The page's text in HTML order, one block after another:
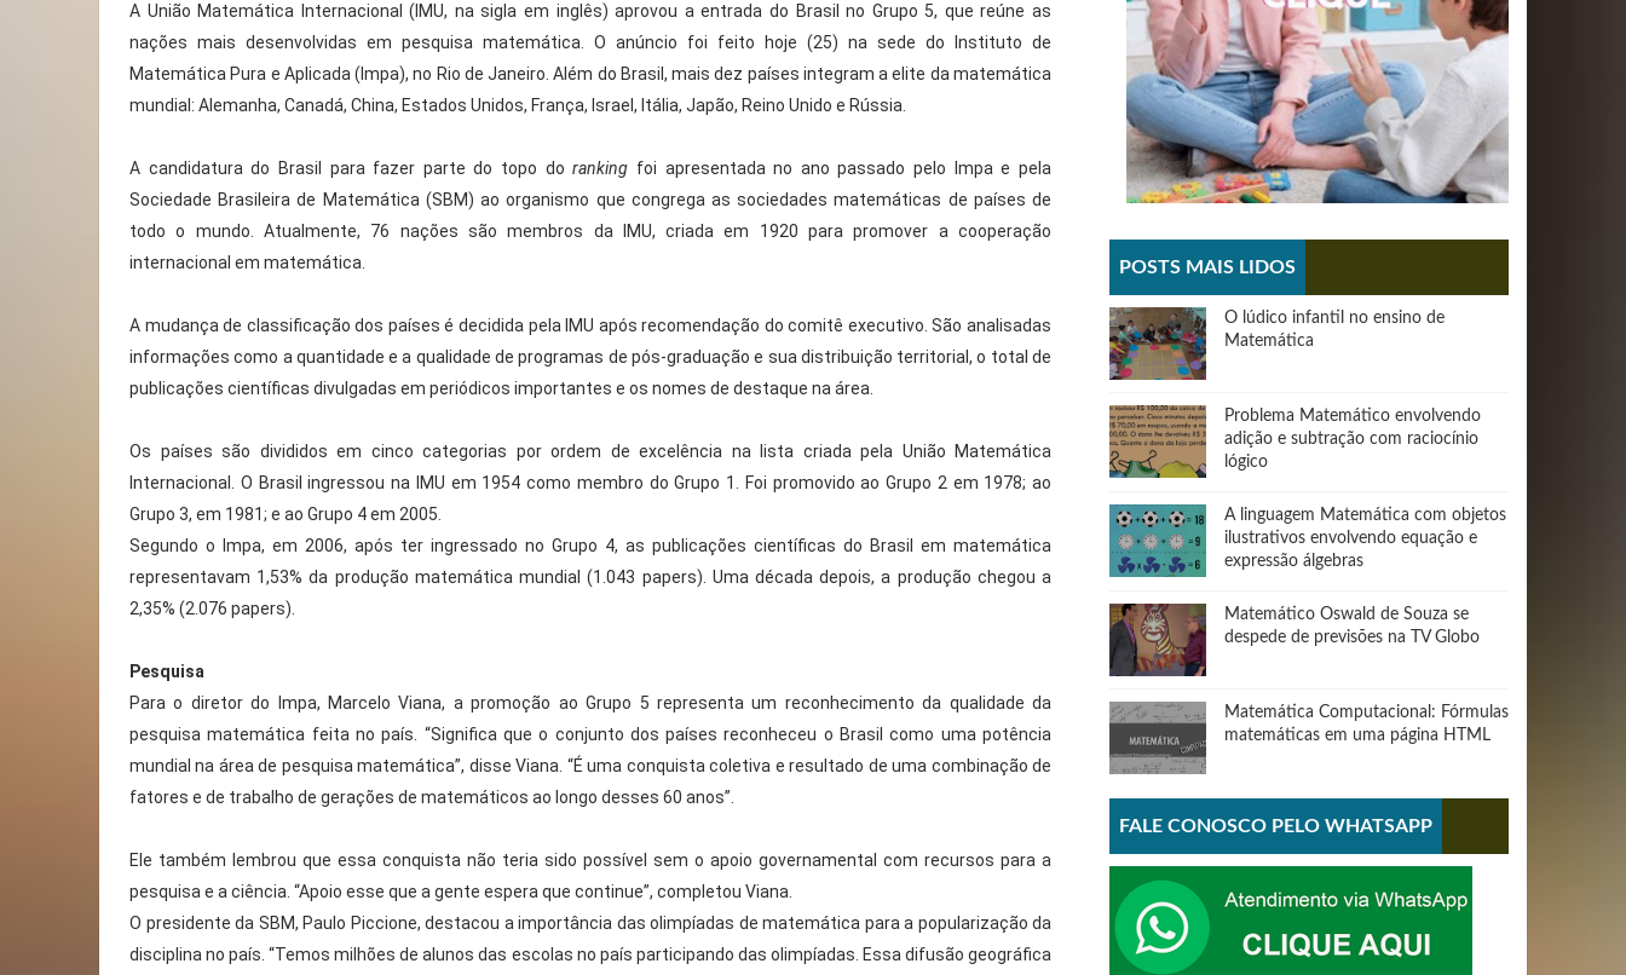
A União Matemática Internacional (IMU, na sigla em inglês) aprovou a entrada do Brasil no Grupo 5, que reúne as
nações mais desenvolvidas em pesquisa matemática. O anúncio foi feito hoje (25) na sede do Instituto de
Matemática Pura e Aplicada (Impa), no Rio de Janeiro. Além do Brasil, mais dez países integram a elite da matemática
mundial: Alemanha, Canadá, China, Estados Unidos, França, Israel, Itália, Japão, Reino Unido e Rússia.
A candidatura do Brasil para fazer parte do topo doranking foi apresentada no ano passado pelo Impa e pela
Sociedade Brasileira de Matemática (SBM) ao organismo que congrega as sociedades matemáticas de países de
todo o mundo. Atualmente, 76 nações são membros da IMU, criada em 1920 para promover a cooperação
internacional em matemática.
A mudança de classificação dos países é decidida pela IMU após recomendação do comitê executivo. São analisadas
informações como a quantidade e a qualidade de programas de pós-graduação e sua distribuição territorial, o total de
publicações científicas divulgadas em periódicos importantes e os nomes de destaque na área.
Os países são divididos em cinco categorias por ordem de excelência na lista criada pela União Matemática
Internacional. O Brasil ingressou na IMU em 1954 como membro do Grupo 1. Foi promovido ao Grupo 2 em 1978; ao
Grupo 3, em 1981; e ao Grupo 4 em 2005.
Segundo o Impa, em 2006, após ter ingressado no Grupo 4, as publicações científicas do Brasil em matemática
representavam 1,53% da produção matemática mundial (1.043 papers). Uma década depois, a produção chegou a
2,35% (2.076 papers).
Pesquisa
Para o diretor do Impa, Marcelo Viana, a promoção ao Grupo 5 representa um reconhecimento da qualidade da
pesquisa matemática feita no país. “Significa que o conjunto dos países reconheceu o Brasil como uma potência
mundial na área de pesquisa matemática”, disse Viana. “É uma conquista coletiva e resultado de uma combinação de
fatores e de trabalho de gerações de matemáticos ao longo desses 60 anos”.
Ele também lembrou que essa conquista não teria sido possível sem o apoio governamental com recursos para a
pesquisa e a ciência. “Apoio esse que a gente espera que continue”, completou Viana.
O presidente da SBM, Paulo Piccione, destacou a importância das olimpíadas de matemática para a popularização da
disciplina no país. “Temos milhões de alunos das escolas no país participando das olimpíadas. Essa difusão geográfica
POSTS MAIS LIDOS
O lúdico infantil no ensino de
Matemática
Problema Matemático envolvendo
adição e subtração com raciocínio
lógico
A linguagem Matemática com objetos
ilustrativos envolvendo equação e
expressão álgebras
Matemático Oswald de Souza se
despede de previsões na TV Globo
Matemática Computacional: Fórmulas
matemáticas em uma página HTML
FALE CONOSCO PELO WHATSAPP